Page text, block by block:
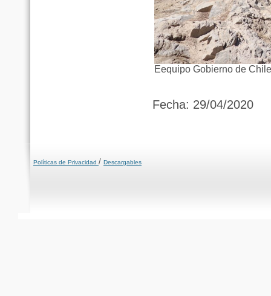
Eequipo Gobierno de
Fecha: 29/04/2020
Políticas de Privacidad / Descargables